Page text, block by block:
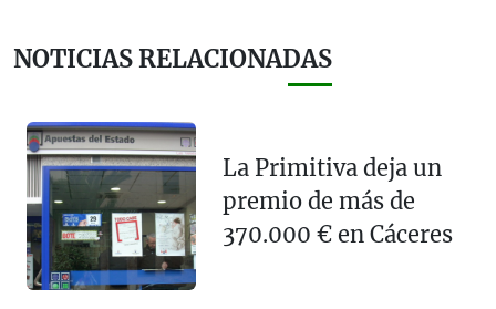
NOTICIAS RELACIONADAS
La Primitiva deja un
premio de más de
370.000 € en Cáceres